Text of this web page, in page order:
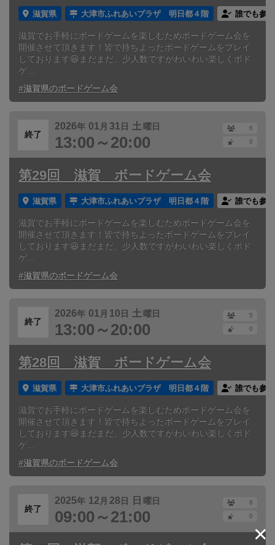
滋賀県 大津市ふれあいプラザ 明日都４階 誰でも参加
滋賀でお手軽にボードゲームを楽しむためボードゲーム会を
開催させて頂きます！皆で持ちよったボードゲームをプレイ
しております😆まだまだ、少人数ですがわいわい楽しくボド
ゲ...
#滋賀県のボードゲーム会
終了
2026年 01 月 31 日 土 曜日
13:00～20:00
6
0
第29回 滋賀 ボードゲーム会
滋賀県 大津市ふれあいプラザ 明日都４階 誰でも参加
滋賀でお手軽にボードゲームを楽しむためボードゲーム会を
開催させて頂きます！皆で持ちよったボードゲームをプレイ
しております😆まだまだ、少人数ですがわいわい楽しくボド
ゲ...
#滋賀県のボードゲーム会
終了
2026年 01 月 10 日 土 曜日
13:00～20:00
5
0
第28回 滋賀 ボードゲーム会
滋賀県 大津市ふれあいプラザ 明日都４階 誰でも参加
滋賀でお手軽にボードゲームを楽しむためボードゲーム会を
開催させて頂きます！皆で持ちよったボードゲームをプレイ
しております😆まだまだ、少人数ですがわいわい楽しくボド
ゲ...
#滋賀県のボードゲーム会
終了
2025年 12 月 28 日 日 曜日
09:00～21:00
6
0